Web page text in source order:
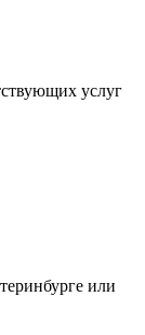
услуг
или